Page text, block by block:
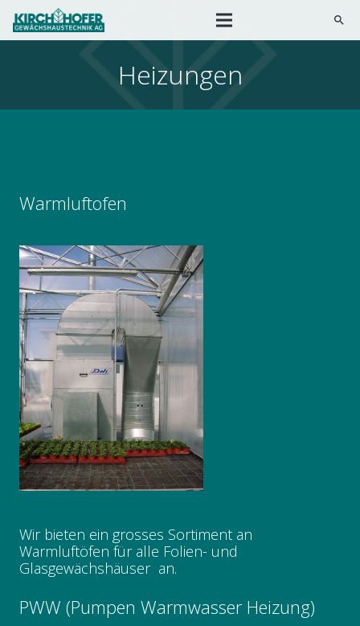
search
Heizungen
Warmluftofen
Wir bieten ein grosses Sortiment an
Warmluftöfen für alle Folien- und
Glasgewächshäuser an.
PWW (Pumpen Warmwasser Heizung)